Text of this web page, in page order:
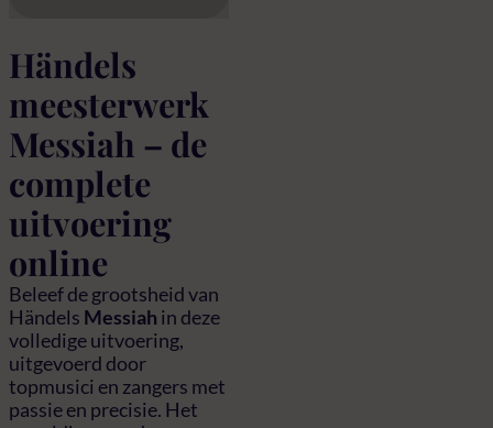
Händels
meesterwerk
Messiah – de
complete
uitvoering
online
Beleef de grootsheid van
Händels Messiah in deze
volledige uitvoering,
uitgevoerd door
topmusici en zangers met
passie en precisie. Het